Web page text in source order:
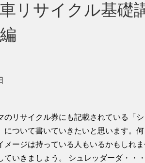
車リサイクル基
のリサイクル券にも記載されている「
について書いていきたいと思います。
メージは持っている人もいるかもしれま
ていきましょう。 シュレッダーダ・・・